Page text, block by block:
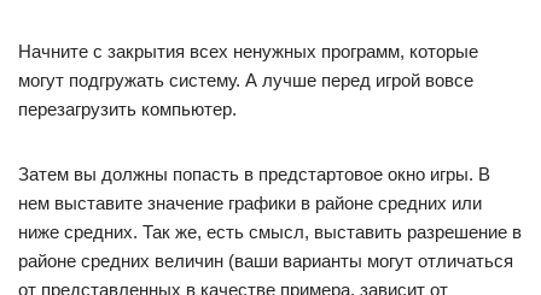
Начните с закрытия всех ненужных программ, которые
могут подгружать систему. А лучше перед игрой вовсе
перезагрузить компьютер.
Затем вы должны попасть в предстартовое окно игры. В
нем выставите значение графики в районе средних или
ниже средних. Так же, есть смысл, выставить разрешение в
районе средних величин (ваши варианты могут отличаться
от представленных в качестве примера, зависит от